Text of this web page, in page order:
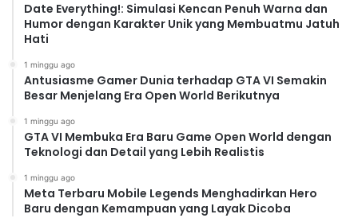
Date Everything!: Simulasi Kencan Penuh Warna dan
Humor dengan Karakter Unik yang Membuatmu Jatuh
Hati
1 minggu ago
Antusiasme Gamer Dunia terhadap GTA VI Semakin
Besar Menjelang Era Open World Berikutnya
1 minggu ago
GTA VI Membuka Era Baru Game Open World dengan
Teknologi dan Detail yang Lebih Realistis
1 minggu ago
Meta Terbaru Mobile Legends Menghadirkan Hero
Baru dengan Kemampuan yang Layak Dicoba